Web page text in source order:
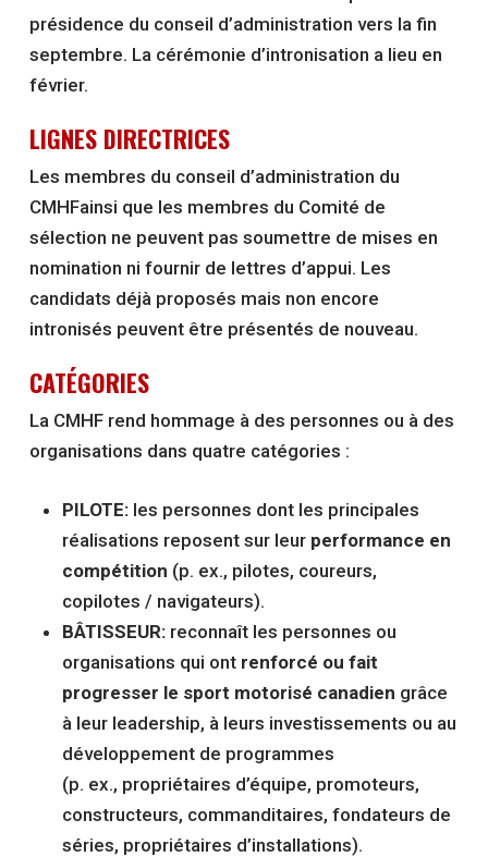
présidence du conseil d’administration vers la fin
septembre. La cérémonie d’intronisation a lieu en
février.
LIGNES DIRECTRICES
Les membres du conseil d’administration du
CMHFainsi que les membres du Comité de
sélection ne peuvent pas soumettre de mises en
nomination ni fournir de lettres d’appui. Les
candidats déjà proposés mais non encore
intronisés peuvent être présentés de nouveau.
CATÉGORIES
La CMHF rend hommage à des personnes ou à des
organisations dans quatre catégories :
PILOTE: les personnes dont les principales
réalisations reposent sur leur performance en
compétition (p. ex., pilotes, coureurs,
copilotes / navigateurs).
BÂTISSEUR: reconnaît les personnes ou
organisations qui ont renforcé ou fait
progresser le sport motorisé canadien grâce
à leur leadership, à leurs investissements ou au
développement de programmes
(p. ex., propriétaires d’équipe, promoteurs,
constructeurs, commanditaires, fondateurs de
séries, propriétaires d’installations).